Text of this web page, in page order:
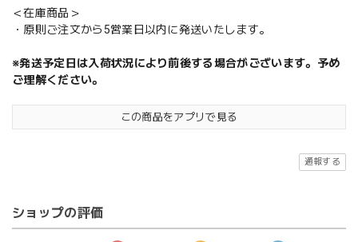
＜在庫商品＞
・原則ご注文から5営業日以内に発送いたします。
※発送予定日は入荷状況により前後する場合がございます。予め
ご理解ください。
この商品をアプリで見る
通報する
ショップの評価